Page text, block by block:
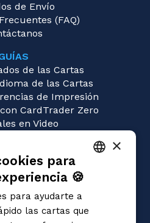
de Envío
(FAQ)
de las Cartas
de las Cartas
de Impresión
CardTrader Zero
en Video
Gathering
Gi-Oh!
and Blood
ITALIAN
×
para
🍪
para ayudarte a
las cartas que